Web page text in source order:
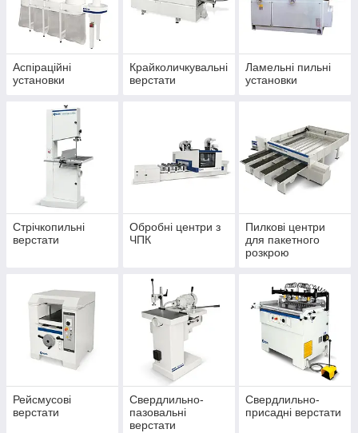
Аспіраційні
установки
Крайколичкувальні
верстати
Ламельні пильні
установки
Стрічкопильні
верстати
Обробні центри з
ЧПК
Пилкові центри
для пакетного
розкрою
Рейсмусові
верстати
Свердлильно-
пазовальні
верстати
Свердлильно-
присадні верстати